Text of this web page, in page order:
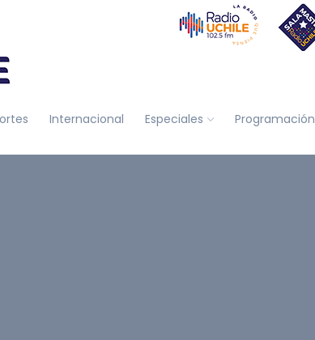
Internacional Especiales Programación